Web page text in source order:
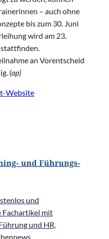
– auch ohne
bis zum 30. Juni
wird am 23.
an Vorentscheid
(ap)
Website
und Führungs-
und
Fachartikel mit
und HR,